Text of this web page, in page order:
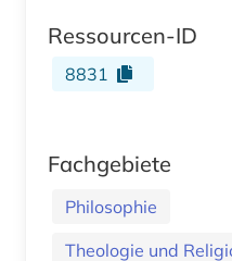
Ressourcen-ID
8831
Fachgebiete
Philosophie
Theologie und